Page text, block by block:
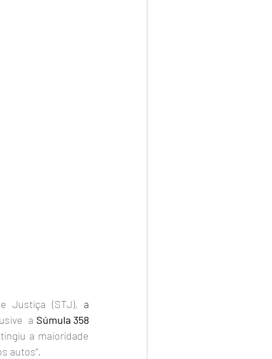
Justiça (STJ), a
a Súmula 358
a maioridade
autos”.